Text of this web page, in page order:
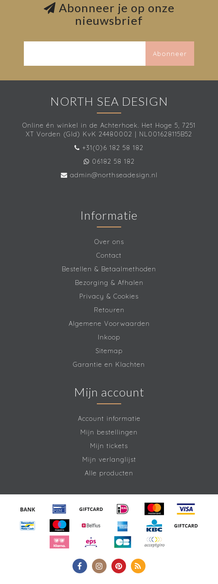
Abonneer je op onze
nieuwsbrief
Abonneer
NORTH SEA DESIGN
Online én winkel in de Achterhoek. Het Hoge 5, 7251
XT Vorden (Gld) KvK 24480002 | NL001628115B52
+31(0)6 182 58 182
06182 58 182
admin@northseadesign.nl
Informatie
Over ons
Contact
Bestellen & Betaalmethoden
Bezorging & Afhalen
Privacy & Cookies
Retouren
Algemene Voorwaarden
Inkoop
Sitemap
Garantie en Klachten
Mijn account
Account informatie
Mijn bestellingen
Mijn tickets
Mijn verlanglijst
Alle producten